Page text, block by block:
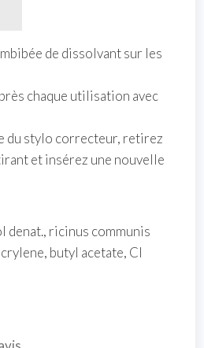
de dissolvant sur les
chaque utilisation avec
du stylo correcteur, retirez
et insérez une nouvelle
denat., ricinus communis
butyl acetate, CI